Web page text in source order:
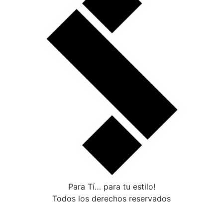
Para Tí… para tu estilo!
Todos los derechos reservados